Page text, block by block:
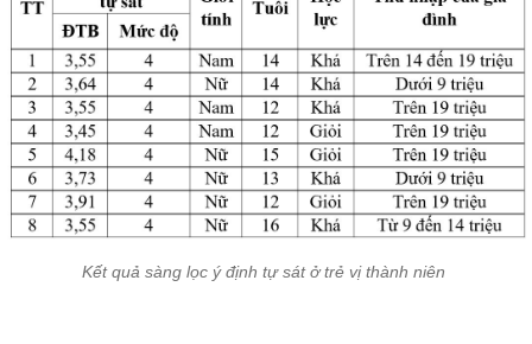
Kết quả sàng lọc ý định tự sát ở trẻ vị thành niên